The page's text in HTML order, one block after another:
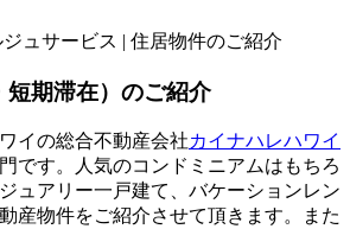
短期滞在）のご紹介
イの総合不動産会社カイナハレハワイ
です。人気のコンドミニアムはもちろ
ュアリー一戸建て、バケーションレン
産物件をご紹介させて頂きます。また